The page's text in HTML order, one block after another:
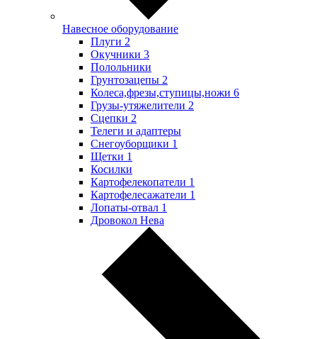
Навесное оборудование
Плуги 2
Окучники 3
Полольники
Грунтозацепы 2
Колеса,фрезы,ступицы,ножи 6
Грузы-утяжелители 2
Сцепки 2
Телеги и адаптеры
Снегоуборщики 1
Щетки 1
Косилки
Картофелекопатели 1
Картофелесажатели 1
Лопаты-отвал 1
Дровокол Нева